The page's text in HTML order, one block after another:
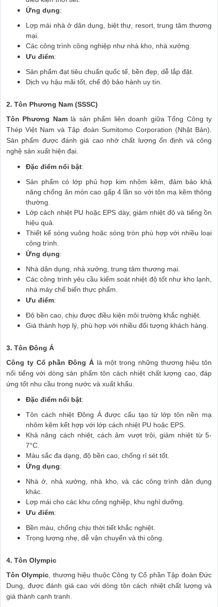
Ứng dụng:
Lợp mái nhà ở dân dụng, biệt thự, resort, trung tâm thương
mại.
Các công trình công nghiệp như nhà kho, nhà xưởng.
Ưu điểm:
Sản phẩm đạt tiêu chuẩn quốc tế, bền đẹp, dễ lắp đặt.
Dịch vụ hậu mãi tốt, chế độ bảo hành uy tín.
2. Tôn Phương Nam (SSSC)
Tôn Phương Namlà sản phẩm liên doanh giữa Tổng Công ty
Thép Việt Nam và Tập đoàn Sumitomo Corporation (Nhật Bản).
Sản phẩm được đánh giá cao nhờ chất lượng ổn định và công
nghệ sản xuất hiện đại.
Đặc điểm nổi bật:
Sản phẩm có lớp phủ hợp kim nhôm kẽm, đảm bảo khả
năng chống ăn mòn cao gấp 4 lần so với tôn mạ kẽm thông
thường.
Lớp cách nhiệt PU hoặc EPS dày, giảm nhiệt độ và tiếng ồn
hiệu quả.
Thiết kế sóng vuông hoặc sóng tròn phù hợp với nhiều loại
công trình.
Ứng dụng:
Nhà dân dụng, nhà xưởng, trung tâm thương mại.
Các công trình yêu cầu kiểm soát nhiệt độ tốt như kho lạnh,
nhà máy chế biến thực phẩm.
Ưu điểm:
Độ bền cao, chịu được điều kiện môi trường khắc nghiệt.
Giá thành hợp lý, phù hợp với nhiều đối tượng khách hàng.
3. Tôn Đông Á
Công ty Cổ phần Đông Álà một trong những thương hiệu tôn
nổi tiếng với dòng sản phẩm tôn cách nhiệt chất lượng cao, đáp
ứng tốt nhu cầu trong nước và xuất khẩu.
Đặc điểm nổi bật:
Tôn cách nhiệt Đông Á được cấu tạo từ lớp tôn nền mạ
nhôm kẽm kết hợp với lớp cách nhiệt PU hoặc EPS.
Khả năng cách nhiệt, cách âm vượt trội, giảm nhiệt từ 5-
7°C.
Màu sắc đa dạng, độ bền cao, chống rỉ sét tốt.
Ứng dụng:
Nhà ở, nhà xưởng, nhà kho, và các công trình dân dụng
khác.
Lợp mái cho các khu công nghiệp, khu nghỉ dưỡng.
Ưu điểm:
Bền màu, chống chịu thời tiết khắc nghiệt.
Trọng lượng nhẹ, dễ vận chuyển và thi công.
4. Tôn Olympic
Tôn Olympic , thương hiệu thuộc Công ty Cổ phần Tập đoàn Đức
Dung, được đánh giá cao với dòng tôn cách nhiệt chất lượng và
giá thành cạnh tranh.